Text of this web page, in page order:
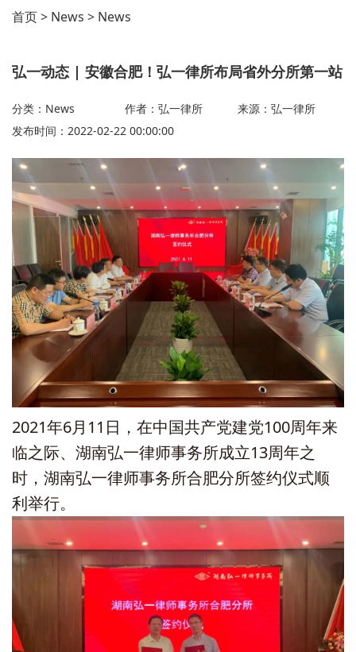
首页> News > News
弘一动态 | 安徽合肥！弘一律所布局省外分所第一站
分类：News 作者：弘一律所
来源：弘一律所
发布时间：2022-02-22 00:00:00
2021年6月11日，在中国共产党建党100周年来
临之际、湖南弘一律师事务所成立13周年之
时，湖南弘一律师事务所合肥分所签约仪式顺
利举行。